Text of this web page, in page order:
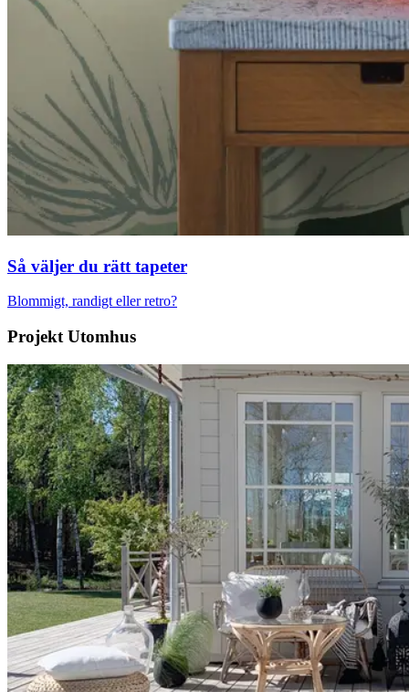
Så väljer du rätt tapeter
Blommigt, randigt eller retro?
Projekt Utomhus